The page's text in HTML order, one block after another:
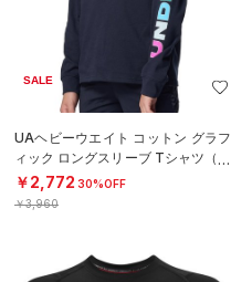
SALE
UAヘビーウエイト コットン グラフ
ィック ロングスリーブ Tシャツ（ト
レーニング/BOYS）
￥2,772 30%OFF
￥3,960